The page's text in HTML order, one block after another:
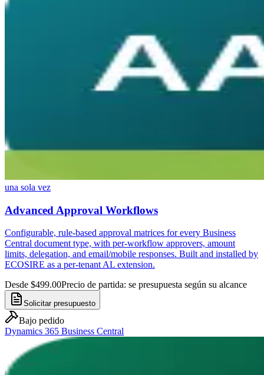
una sola vez
Advanced Approval Workflows
Configurable, rule-based approval matrices for every Business
Central document type, with per-workflow approvers, amount
limits, delegation, and email/mobile responses. Built and installed by
ECOSIRE as a per-tenant AL extension.
Desde $499.00Precio de partida: se presupuesta según su alcance
Solicitar presupuesto
Bajo pedido
Dynamics 365 Business Central